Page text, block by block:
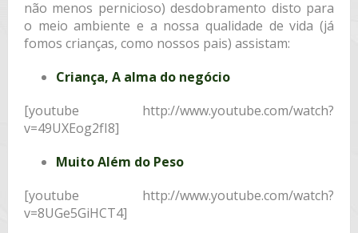
não menos pernicioso) desdobramento disto para
o meio ambiente e a nossa qualidade de vida (já
fomos crianças, como nossos pais) assistam:
Criança, A alma do negócio
[youtube http://www.youtube.com/watch?
v=49UXEog2fI8]
Muito Além do Peso
[youtube http://www.youtube.com/watch?
v=8UGe5GiHCT4]